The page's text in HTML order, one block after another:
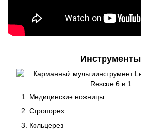
Инструменты
Медицинские ножницы
Стропорез
Кольцерез